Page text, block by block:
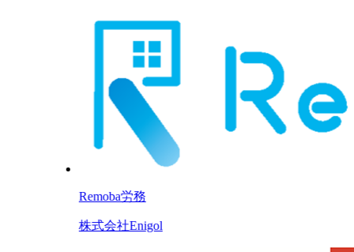
Remoba労務
株式会社Enigol